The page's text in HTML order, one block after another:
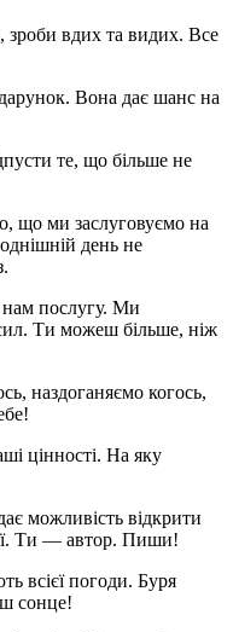
зроби вдих та видих. Все
Вона дає шанс на
те, що більше не
що ми заслуговуємо на
день не
нам послугу. Ми
сил. Ти можеш більше, ніж
наздоганяємо когось,
цінності. На яку
можливість відкрити
Ти — автор. Пиши!
всієї погоди. Буря
сонце!